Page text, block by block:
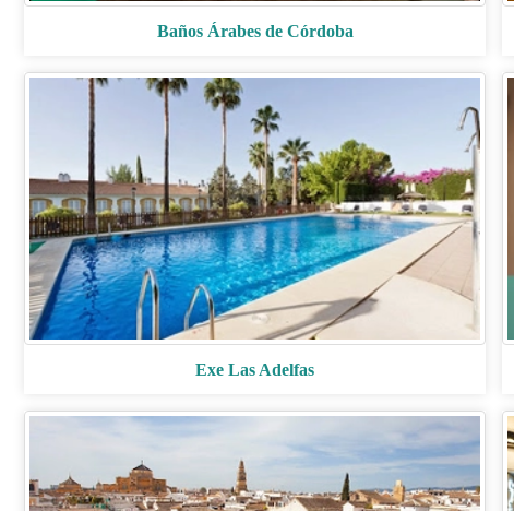
Baños Árabes de Córdoba
Exe Las Adelfas